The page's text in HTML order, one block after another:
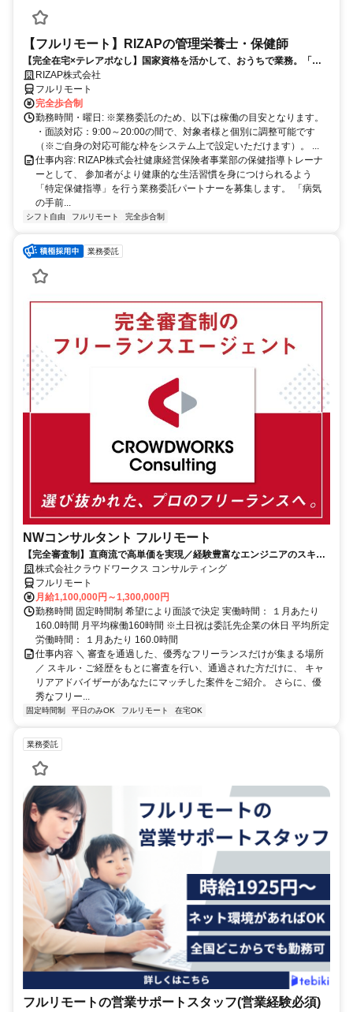
【フルリモート】RIZAPの管理栄養士・保健師
【完全在宅×テレアポなし】国家資格を活かして、おうちで業務。「も
う一つの安心」を。主婦・Wワーカー活躍中！「平日の日中だけ」「夕
方以降の数時間だけ」など、生活リズムに合わせた時間調整が可能で
す。1件ごとの成果報酬型だから、頑張った分だけ手応えのある収入
に。充実のサポート体制で、安心の在宅ワークを始めませんか？
RIZAP株式会社
フルリモート
完全歩合制
勤務時間・曜日: ※業務委託のため、以下は稼働の目安となります。
・面談対応：9:00～20:00の間で、対象者様と個別に調整可能です
（※ご自身の対応可能な枠をシステム上で設定いただけます）。 ...
仕事内容: RIZAP株式会社健康経営保険者事業部の保健指導トレーナ
ーとして、 参加者がより健康的な生活習慣を身につけられるよう
「特定保健指導」を行う業務委託パートナーを募集します。 「病気
の手前...
シフト自由 フルリモート 完全歩合制
業務委託
NWコンサルタント フルリモート
【完全審査制】直商流で高単価を実現／経験豊富なエンジニアのスキル
に合致した案件を多数保有
株式会社クラウドワークス コンサルティング
フルリモート
月給1,100,000円～1,300,000円
勤務時間 固定時間制 希望により面談で決定 実働時間： １月あたり
160.0時間 月平均稼働160時間 ※土日祝は委託先企業の休日 平均所定
労働時間： １月あたり 160.0時間
仕事内容 ＼ 審査を通過した、優秀なフリーランスだけが集まる場所
／ スキル・ご経歴をもとに審査を行い、通過された方だけに、 キャ
リアアドバイザーがあなたにマッチした案件をご紹介。 さらに、優
秀なフリー...
固定時間制 平日のみOK フルリモート 在宅OK
業務委託
フルリモートの営業サポートスタッフ(営業経験必須)